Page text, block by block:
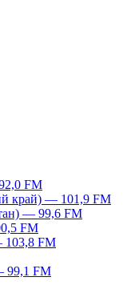
FM
край) — 101,9 FM
— 99,6 FM
FM
103,8 FM
99,1 FM